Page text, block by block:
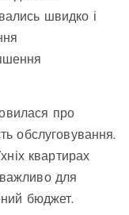
швидко і
про
обслуговування.
квартирах
для
бюджет.